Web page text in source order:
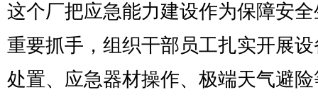
这个厂把应急能力建设作为保障安
重要抓手，组织干部员工扎实开展
处置、应急器材操作、极端天气避